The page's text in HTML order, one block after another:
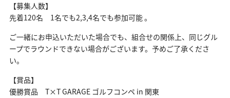
【募集人数】
先着120名 1名でも2,3,4名でも参加可能 。
ご一緒にお申込いただいた場合でも、組合せの関係上、同じグル
ープでラウンドできない場合がございます。予めご了承くださ
い。
【賞品】
優勝賞品 T×T GARAGE ゴルフコンペ in 関東